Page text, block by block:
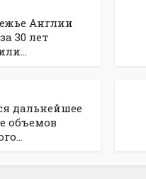
Англии
30 лет
дальнейшее
объемов